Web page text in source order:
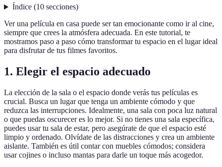
Índice(10 secciones)
Ver una película en casa puede ser tan emocionante como ir al cine,
siempre que crees la atmósfera adecuada. En este tutorial, te
mostramos paso a paso cómo transformar tu espacio en el lugar ideal
para disfrutar de tus filmes favoritos.
1. Elegir el espacio adecuado
La elección de la sala o el espacio donde verás tus películas es
crucial. Busca un lugar que tenga un ambiente cómodo y que
reduzca las interrupciones. Idealmente, una sala con poca luz natural
o que puedas oscurecer es lo mejor. Si no tienes una sala específica,
puedes usar tu sala de estar, pero asegúrate de que el espacio esté
limpio y ordenado. Olvídate de las distracciones y crea un ambiente
aislante. También es útil contar con muebles cómodos; considera
usar cojines o incluso mantas para darle un toque más acogedor.